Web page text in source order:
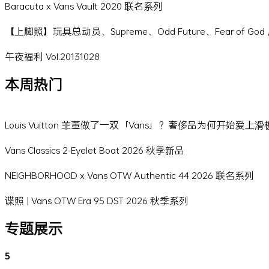
Baracuta x Vans Vault 2020 联名系列
【上脚照】玩具总动员、Supreme、Odd Future、Fear of God
午夜福利 Vol.20131028
本周热门
Louis Vuitton 菲董做了一双「Vans」？奢侈品为何开始爱上滑
Vans Classics 2-Eyelet Boat 2026 秋季新品
NEIGHBORHOOD x Vans OTW Authentic 44 2026 联名系列
谍照 | Vans OTW Era 95 DST 2026 秋季系列
专题展示
5